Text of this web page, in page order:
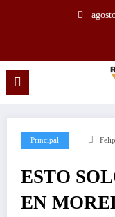
Principal
ESTO
EN